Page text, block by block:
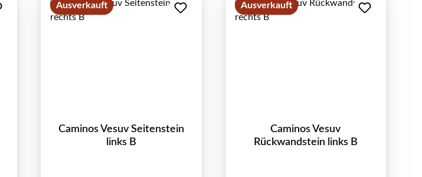
Ausverkauft
Caminos Vesuv Seitenstein
links B
Ausverkauft
Caminos Vesuv
Rückwandstein links B